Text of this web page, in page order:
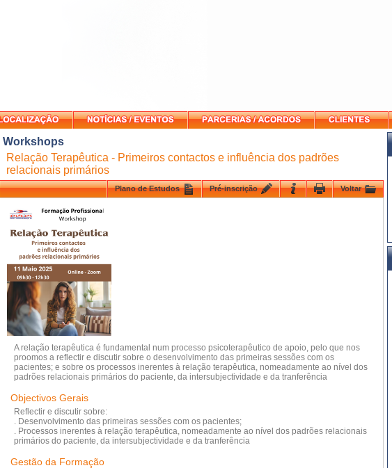
Workshops
Relação Terapêutica - Primeiros contactos e influência dos padrões
relacionais primários
Plano de Estudos Pré-inscrição Voltar
A relação terapêutica é fundamental num processo psicoterapêutico de apoio, pelo que nos
proomos a reflectir e discutir sobre o desenvolvimento das primeiras sessões com os
pacientes; e sobre os processos inerentes à relação terapêutica, nomeadamente ao nível dos
padrões relacionais primários do paciente, da intersubjectividade e da tranferência
Objectivos Gerais
Reflectir e discutir sobre:
. Desenvolvimento das primeiras sessões com os pacientes;
. Processos inerentes à relação terapêutica, nomeadamente ao nível dos padrões relacionais
primários do paciente, da intersubjectividade e da tranferência
Gestão da Formação